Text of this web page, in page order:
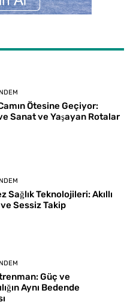
Ötesine Geçiyor:
Sanat ve Yaşayan Rotalar
Sağlık Teknolojileri: Akıllı
Sessiz Takip
Güç ve
Aynı Bedende